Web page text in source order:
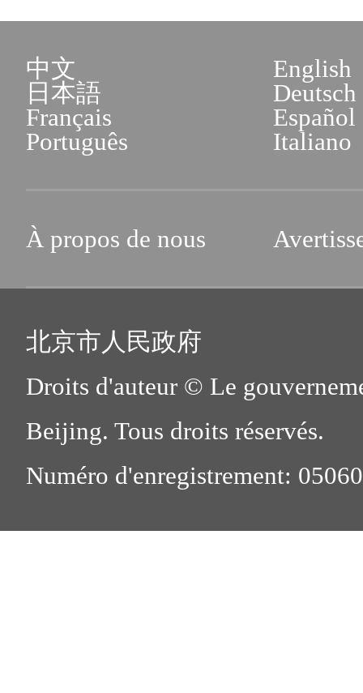
中文
English
日本語
Deutsch
Français
Español
Português
Italiano
À propos de nous
北京市人民政府
Droits d'auteur © Le
Beijing. Tous droits réservés.
Numéro d'enregistrement: